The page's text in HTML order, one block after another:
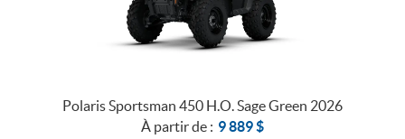
Polaris Sportsman 450 H.O. Sage Green 2026
À partir de : 9 889$